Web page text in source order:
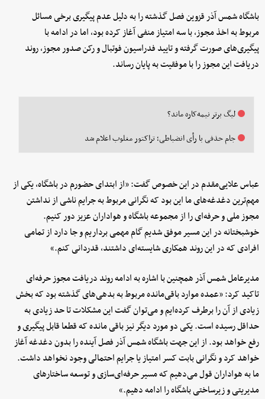
باشگاه شمس آذر قزوین فصل گذشته را به دلیل عدم پیگیری برخی مسائل
مربوط به اخذ مجوز، با سه امتیاز منفی آغاز کرده بود، اما در ادامه با
پیگیری‌های صورت گرفته و تایید فدراسیون فوتبال و رکن صدور مجوز، روند
دریافت این مجوز را با موفقیت به پایان رساند.
لیگ برتر نیمه‌کاره ماند؟
جام حذفی با رأی انضباطی؛ تراکتور مغلوب اعلام شد
عباس علایی‌مقدم در این خصوص گفت: «از ابتدای حضورم در باشگاه، یکی از
مهم‌ترین دغدغه‌های ما این بود که نگرانی مربوط به جرایم ناشی از نداشتن
مجوز ملی و حرفه‌ای را از مجموعه باشگاه و هواداران عزیز دور کنیم.
خوشبختانه در این مسیر موفق شدیم گام مهمی برداریم و جا دارد از تمامی
افرادی که در این روند همکاری شایسته‌ای داشتند، قدردانی کنم.»
مدیرعامل شمس آذر همچنین با اشاره به ادامه روند دریافت مجوز حرفه‌ای
تاکید کرد: «عمده موارد باقی‌مانده مربوط به بدهی‌های گذشته بود که بخش
زیادی از آن را برطرف کرده‌ایم و می‌توان گفت این مشکلات تا حد زیادی به
حداقل رسیده است. یکی دو مورد دیگر نیز باقی مانده که قطعا قابل پیگیری و
رفع خواهد بود. از این جهت باشگاه شمس آذر فصل آینده را بدون دغدغه آغاز
خواهد کرد و نگرانی بابت کسر امتیاز یا جرایم احتمالی وجود نخواهد داشت.
ما به هواداران قول می‌دهیم که مسیر حرفه‌ای‌سازی و توسعه ساختارهای
مدیریتی و زیرساختی باشگاه را ادامه دهیم.»